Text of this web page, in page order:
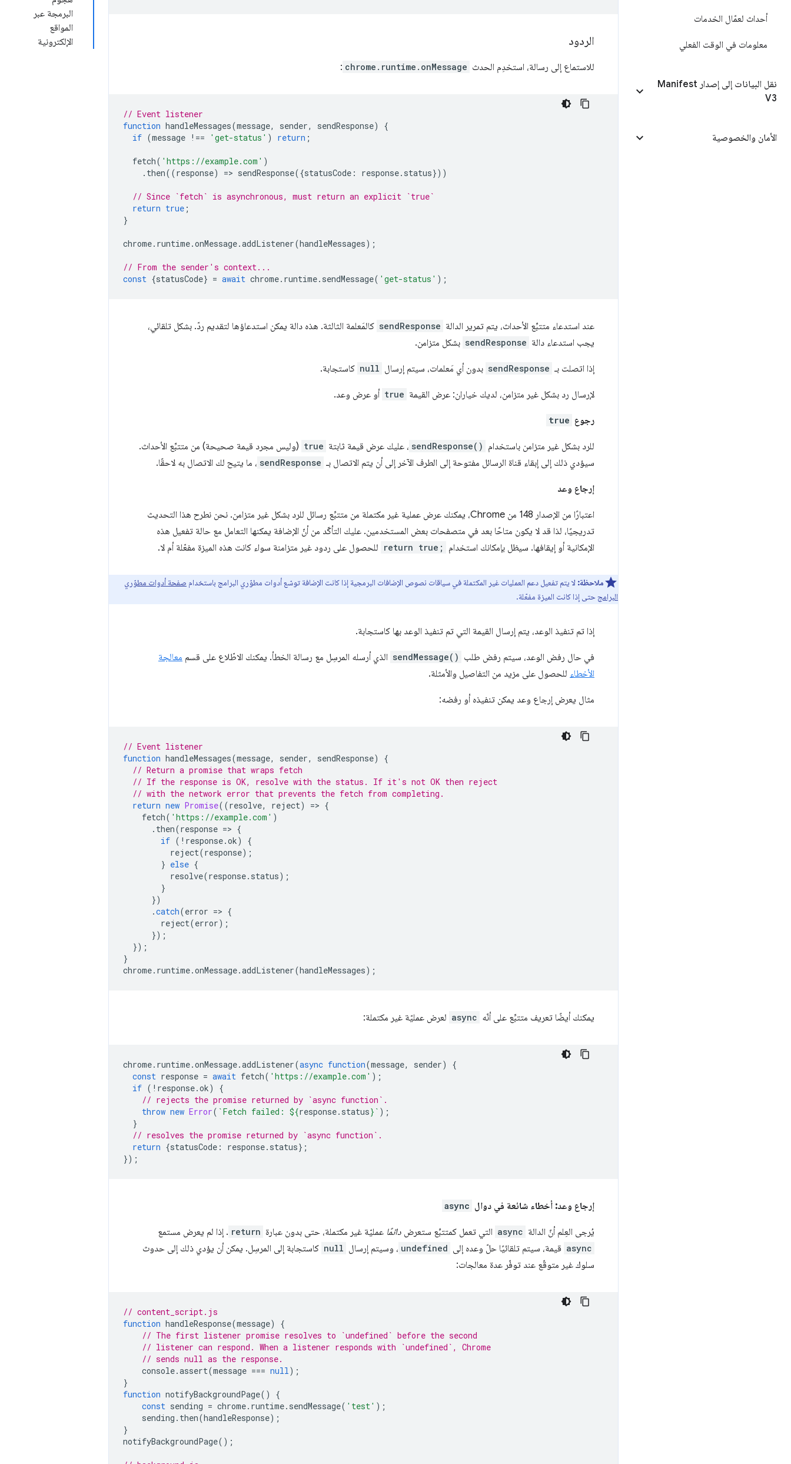
أحداث لعمّال الخدمات
معلومات في الوقت الفعلي
نقل البيانات إلى إصدار Manifest
V3
الأمان والخصوصية
البرمجة عبر
المواقع
الإلكترونية
الردود
للاستماع إلى رسالة، استخدِم الحدث chrome.runtime.onMessage
:
// Event listener
function handleMessages(message, sender, sendResponse)
{
if (message !== 'get-status' ) return ;
fetch( 'https://example.com' )
. then((response) => sendResponse({statusCode : response. status}))
// Since `fetch` is asynchronous, must return an explicit `true`
return true ;
}
chrome. runtime.onMessage.addListener(handleMessages);
// From the sender's context...
const {statusCode} = await chrome. runtime. sendMessage( 'get-status' );
عند استدعاء متتبِّع الأحداث، يتم تمرير الدالة sendResponse كالمَعلمة الثالثة. هذه دالة يمكن استدعاؤها لتقديم ردّ. بشكل تلقائي،
يجب استدعاء دالة sendResponse بشكل متزامن.
إذا اتصلت بـ sendResponse بدون أي مَعلمات، سيتم إرسال null كاستجابة.
لإرسال رد بشكل غير متزامن، لديك خياران: عرض القيمة true أو عرض وعد.
رجوع true
للرد بشكل غير متزامن باستخدام sendResponse() ، عليك عرض قيمة ثابتة true (وليس مجرد قيمة صحيحة) من متتبِّع الأحداث.
سيؤدي ذلك إلى إبقاء قناة الرسائل مفتوحة إلى الطرف الآخر إلى أن يتم الاتصال بـ sendResponse ، ما يتيح لك الاتصال به لاحقًا.
إرجاع وعد
اعتبارًا من الإصدار 148 من Chrome، يمكنك عرض عملية غير مكتملة من متتبِّع رسائل للرد بشكل غير متزامن. نحن نطرح هذا التحديث
تدريجيًا، لذا قد لا يكون متاحًا بعد في متصفحات بعض المستخدمين. عليك التأكّد من أنّ الإضافة يمكنها التعامل مع حالة تفعيل هذه
الإمكانية أو إيقافها. سيظل بإمكانك استخدام
return true; للحصول على ردود غير متزامنة سواء كانت هذه الميزة مفعّلة أم لا.
ملاحظة: لا يتم تفعيل دعم العمليات غير المكتملة في سياقات نصوص الإضافات البرمجية إذا كانت الإضافة توسّع أدوات مطوّري البرامج باستخدام صفحة أدوات مطوّري
البرامجحتى إذا كانت الميزة مفعّلة.
إذا تم تنفيذ الوعد، يتم إرسال القيمة التي تم تنفيذ الوعد بها كاستجابة.
في حال رفض الوعد، سيتم رفض طلب sendMessage() الذي أرسله المرسِل مع رسالة الخطأ. يمكنك الاطّلاع على قسم معالجة
الأخطاء للحصول على مزيد من التفاصيل والأمثلة.
مثال يعرض إرجاع وعد يمكن تنفيذه أو رفضه:
// Event listener
function handleMessages(message, sender, sendResponse)
{
// Return a promise that wraps fetch
// If the response is OK, resolve with the status. If it's not OK then reject
// with the network error that prevents the fetch from completing.
return new Promise((resolve, reject) => {
fetch( 'https://example.com' )
. then(response => {
if ( ! response.ok)
{
reject(response);
} else {
resolve(response. status);
}
})
.catch(error => {
reject(error);
});
});
}
chrome. runtime.onMessage.addListener(handleMessages);
يمكنك أيضًا تعريف متتبِّع على أنّه async لعرض عمليّة غير مكتملة:
chrome. runtime.onMessage.addListener(async function(message, sender)
{
const response = await fetch( 'https://example.com' );
if ( ! response.ok)
{
// rejects the promise returned by `async function`.
throw new Error( `Fetch failed: ${response. status} ` );
}
// resolves the promise returned by `async function`.
return {statusCode : response. status};
});
إرجاع وعد: أخطاء شائعة في دوال async
يُرجى العِلم أنّ الدالة async التي تعمل كمتتبِّع ستعرض دائمًا عمليّة غير مكتملة، حتى بدون عبارة return . إذا لم يعرض مستمع
async قيمة، سيتم تلقائيًا حلّ وعده إلى undefined ، وسيتم إرسال null كاستجابة إلى المرسِل. يمكن أن يؤدي ذلك إلى حدوث
سلوك غير متوقّع عند توفّر عدة معالجات:
// content_script.js
function handleResponse(message)
{
// The first listener promise resolves to `undefined` before the second
// listener can respond. When a listener responds with `undefined`, Chrome
// sends null as the response.
console.assert(message === null);
}
function notifyBackgroundPage()
{
const sending = chrome. runtime. sendMessage( 'test' );
sending . then(handleResponse);
}
notifyBackgroundPage();